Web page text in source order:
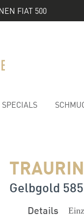
FIAT 500
SPECIALS
Gelbgold 585
Details